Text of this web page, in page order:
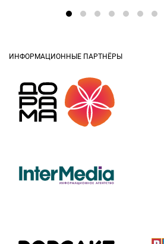
ИНФОРМАЦИОННЫЕ ПАРТНЁРЫ